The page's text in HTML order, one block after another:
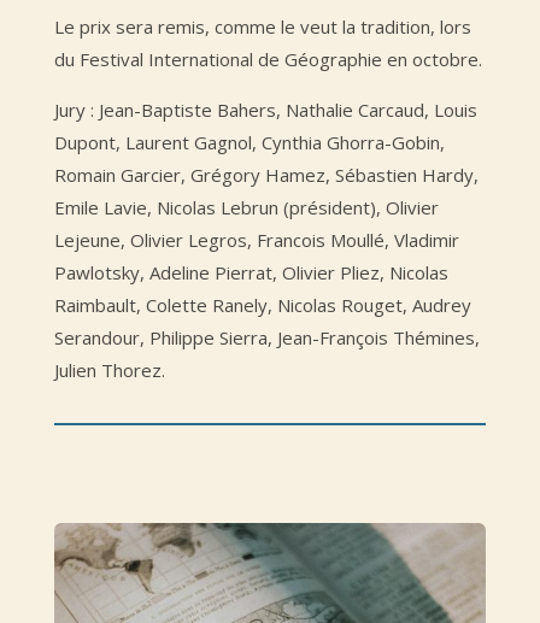
Le prix sera remis, comme le veut la tradition, lors
du Festival International de Géographie en octobre.
Jury : Jean-Baptiste Bahers, Nathalie Carcaud, Louis
Dupont, Laurent Gagnol, Cynthia Ghorra-Gobin,
Romain Garcier, Grégory Hamez, Sébastien Hardy,
Emile Lavie, Nicolas Lebrun (président), Olivier
Lejeune, Olivier Legros, Francois Moullé, Vladimir
Pawlotsky, Adeline Pierrat, Olivier Pliez, Nicolas
Raimbault, Colette Ranely, Nicolas Rouget, Audrey
Serandour, Philippe Sierra, Jean-François Thémines,
Julien Thorez.